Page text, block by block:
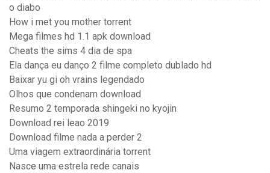
o diabo
How i met you mother torrent
Mega filmes hd 1.1 apk download
Cheats the sims 4 dia de spa
Ela dança eu danço 2 filme completo dublado hd
Baixar yu gi oh vrains legendado
Olhos que condenam download
Resumo 2 temporada shingeki no kyojin
Download rei leao 2019
Download filme nada a perder 2
Uma viagem extraordinária torrent
Nasce uma estrela rede canais